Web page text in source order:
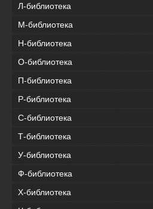
Л-библиотека
М-библиотека
Н-библиотека
О-библиотека
П-библиотека
Р-библиотека
С-библиотека
Т-библиотека
У-библиотека
Ф-библиотека
Х-библиотека